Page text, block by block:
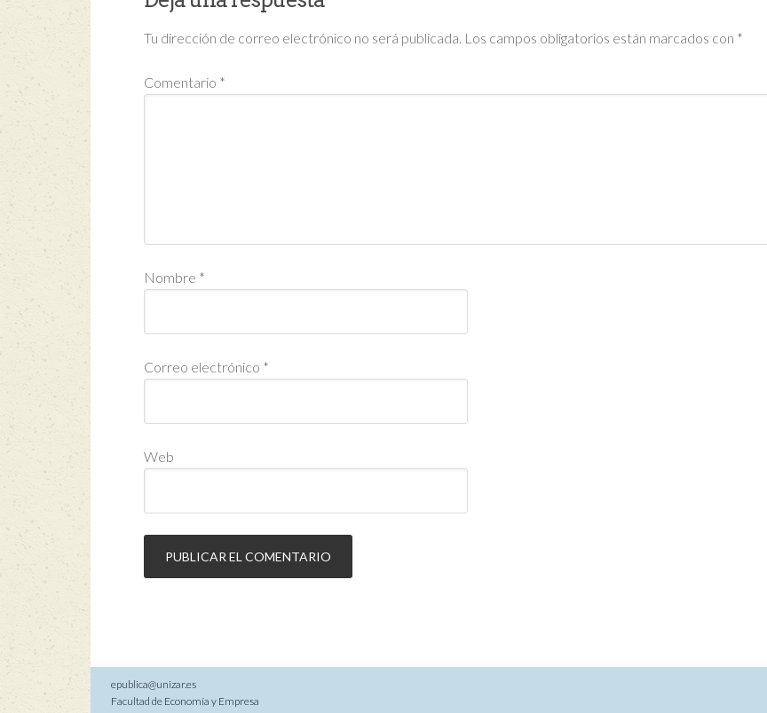
Tu dirección de correo electrónico no será publicada. Los campos obligatorios están marcados con *
Comentario *
Nombre *
Correo electrónico *
Web
epublica@unizar.es
Facultad de Economía y Empresa